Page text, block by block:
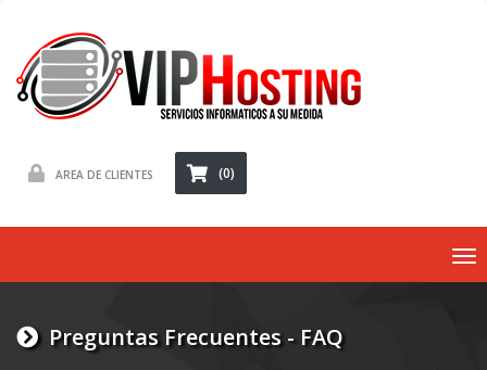
AREA DE CLIENTES (0)
Preguntas Frecuentes - FAQ